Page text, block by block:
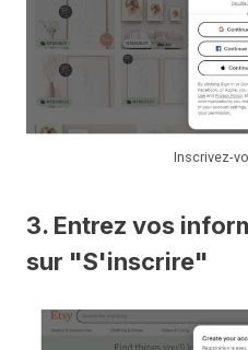
Inscrivez-
3. Entrez vos
sur "S'inscrire"